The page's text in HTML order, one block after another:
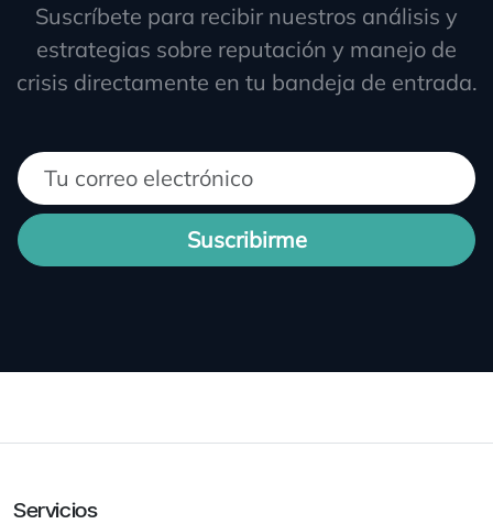
Suscríbete para recibir nuestros análisis y
estrategias sobre reputación y manejo de
crisis directamente en tu bandeja de entrada.
Suscribirme
Servicios